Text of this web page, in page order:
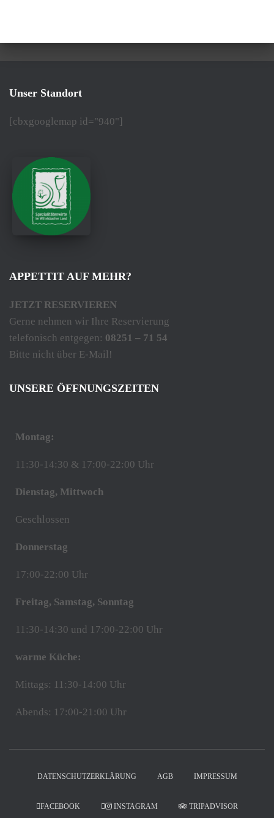
Unser Standort
[cbxgooglemap id="940"]
APPETTIT AUF MEHR?
JETZT RESERVIEREN
Gerne nehmen wir Ihre Reservierung
telefonisch entgegen: 08251 – 71 54
Bitte nicht über E-Mail!
UNSERE ÖFFNUNGSZEITEN
Montag:
11:30-14:30 & 17:00-22:00 Uhr
Dienstag, Mittwoch
Geschlossen
Donnerstag
17:00-22:00 Uhr
Freitag, Samstag, Sonntag
11:30-14:30 und 17:00-22:00 Uhr
warme Küche:
Mittags: 11:30-14:00 Uhr
Abends: 17:00-21:00 Uhr
DATENSCHUTZERKLÄRUNG AGB IMPRESSUM
FACEBOOK INSTAGRAM TRIPADVISOR